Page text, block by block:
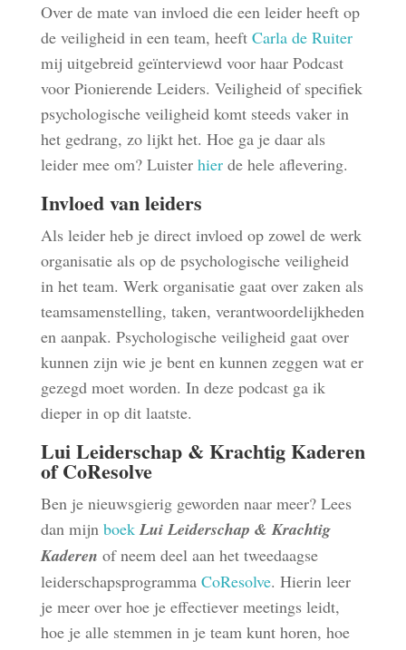
Over de mate van invloed die een leider heeft op
de veiligheid in een team, heeft Carla de Ruiter
mij uitgebreid geïnterviewd voor haar Podcast
voor Pionierende Leiders. Veiligheid of specifiek
psychologische veiligheid komt steeds vaker in
het gedrang, zo lijkt het. Hoe ga je daar als
leider mee om? Luister hierde hele aflevering.
Invloed van leiders
Als leider heb je direct invloed op zowel de werk
organisatie als op de psychologische veiligheid
in het team. Werk organisatie gaat over zaken als
teamsamenstelling, taken, verantwoordelijkheden
en aanpak. Psychologische veiligheid gaat over
kunnen zijn wie je bent en kunnen zeggen wat er
gezegd moet worden. In deze podcast ga ik
dieper in op dit laatste.
Lui Leiderschap & Krachtig Kaderen
of CoResolve
Ben je nieuwsgierig geworden naar meer? Lees
dan mijn boek Lui Leiderschap & Krachtig
Kaderen of neem deel aan het tweedaagse
leiderschapsprogramma CoResolve. Hierin leer
je meer over hoe je effectiever meetings leidt,
hoe je alle stemmen in je team kunt horen, hoe